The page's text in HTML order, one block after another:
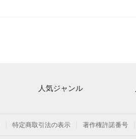
人気ジャンル
クラシック
特定商取引法の表示 著作権許諾番号